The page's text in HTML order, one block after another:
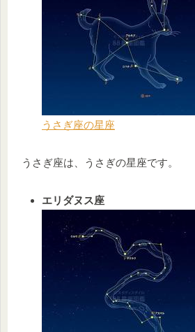
うさぎ座の星座
うさぎ座は、うさぎの星座です。
エリダヌス座